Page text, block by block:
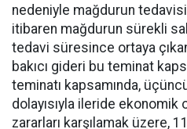
nedeniyle mağdurun
itibaren mağdurun sürekli
tedavi süresince ortaya
bakıcı gideri bu teminat
teminatı kapsamında,
dolayısıyla ileride ekonomik
zararları karşılamak üzere,